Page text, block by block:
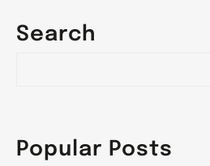
Search
c
hPopular Posts